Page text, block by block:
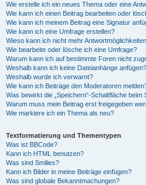
Wie erstelle ich ein neues Thema oder eine
Wie kann ich einen Beitrag bearbeiten oder
Wie kann ich meinem Beitrag eine Signatur
Wie kann ich eine Umfrage erstellen?
Wieso kann ich nicht mehr
Wie bearbeite oder lösche ich eine Umfrage?
Warum kann ich auf bestimmte Foren nicht
Weshalb kann ich keine Dateianhänge anfügen?
Weshalb wurde ich verwarnt?
Wie kann ich Beiträge den Moderatoren
Was bewirkt die „Speichern“-Schaltfläche
Warum muss mein Beitrag erst freigegeben
Wie markiere ich ein Thema als neu?
Textformatierung und Thementypen
Was ist BBCode?
Kann ich HTML benutzen?
Was sind Smilies?
Kann ich Bilder in meine Beiträge einfügen?
Was sind globale Bekanntmachungen?